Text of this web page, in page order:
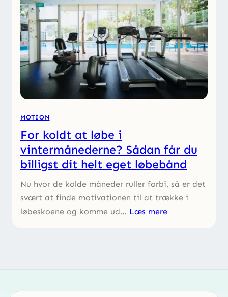
MOTION
For koldt at løbe i
vintermånederne? Sådan får du
billigst dit helt eget løbebånd
Nu hvor de kolde måneder ruller forbi, så er det
svært at finde motivationen til at trække i
løbeskoene og komme ud… Læs mere